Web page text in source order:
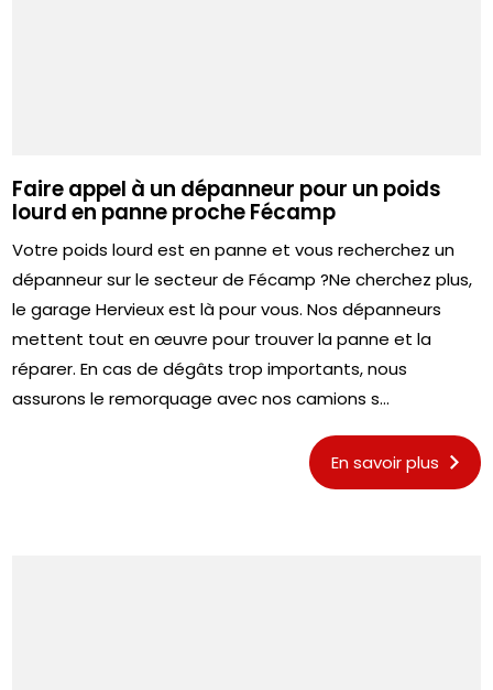
Faire appel à un dépanneur pour un poids
lourd en panne proche Fécamp
Votre poids lourd est en panne et vous recherchez un
dépanneur sur le secteur de Fécamp ?Ne cherchez plus,
le garage Hervieux est là pour vous. Nos dépanneurs
mettent tout en œuvre pour trouver la panne et la
réparer. En cas de dégâts trop importants, nous
assurons le remorquage avec nos camions s...
En savoir plus